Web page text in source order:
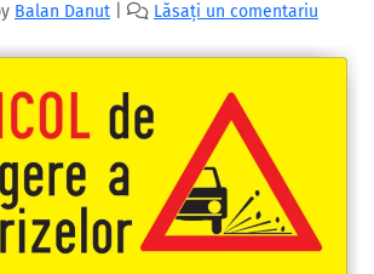
Balan Danut Lăsați un comentariu